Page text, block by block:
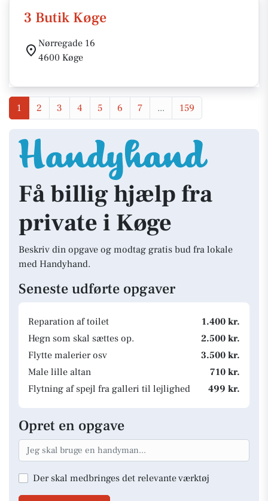
3 Butik Køge
Nørregade 16
4600 Køge
1 2 3 4 5 6 7 ... 159
Få billig hjælp fra
private i Køge
Beskriv din opgave og modtag gratis bud fra lokale
med Handyhand.
Seneste udførte opgaver
Reparation af toilet
1.400 kr.
Hegn som skal sættes op.
2.500 kr.
Flytte malerier osv
3.500 kr.
Male lille altan
710 kr.
Flytning af spejl fra galleri til lejlighed
499 kr.
Opret en opgave
Der skal medbringes det relevante værktøj